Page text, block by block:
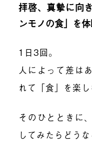
拝啓、真摯に向
ンモノの食」を
1日3回。
人によって差は
れて「食」を楽し
そのひとときに
してみたらどう